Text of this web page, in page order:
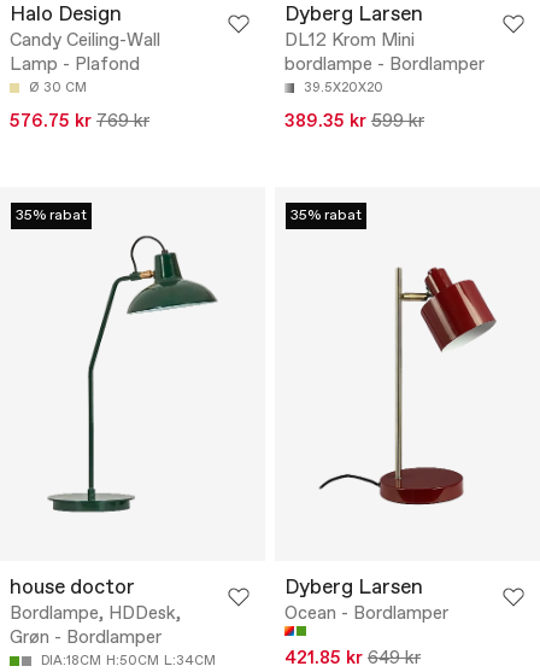
Halo Design
Candy Ceiling-Wall
Lamp - Plafond
Ø 30 CM
576.75 kr 769 kr
Dyberg Larsen
DL12 Krom Mini
bordlampe - Bordlamper
39.5X20X20
389.35 kr 599 kr
35% rabat
house doctor
Bordlampe, HDDesk,
Grøn - Bordlamper
DIA:18CM H:50CM L:34CM
35% rabat
Dyberg Larsen
Ocean - Bordlamper
421.85 kr 649 kr